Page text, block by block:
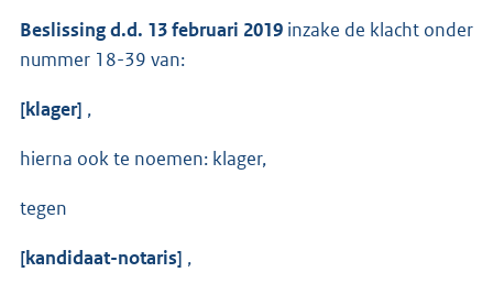
Beslissing d.d. 13 februari 2019 inzake de klacht onder
nummer 18-39 van:
[klager] ,
hierna ook te noemen: klager,
tegen
[kandidaat-notaris] ,